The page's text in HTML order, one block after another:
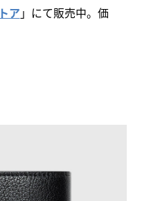
ア 」にて販売中。価